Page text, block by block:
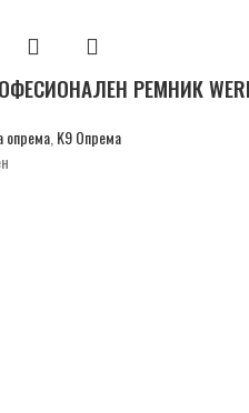
РЕМНИК
опрема K9 Опрема